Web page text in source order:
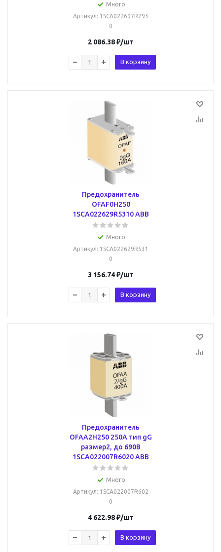
Много
Артикул: 1SCA022697R293
0
2 086.38₽/шт
В корзину
Предохранитель
OFAF0H250
1SCA022629R5310 ABB
Много
Артикул: 1SCA022629R531
0
3 156.74₽/шт
В корзину
Предохранитель
OFAA2H250 250A тип gG
размер2, до 690В
1SCA022007R6020 ABB
Много
Артикул: 1SCA022007R602
0
4 622.98₽/шт
В корзину